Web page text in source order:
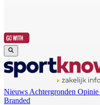
Nieuws Achtergronden Opinie
Branded